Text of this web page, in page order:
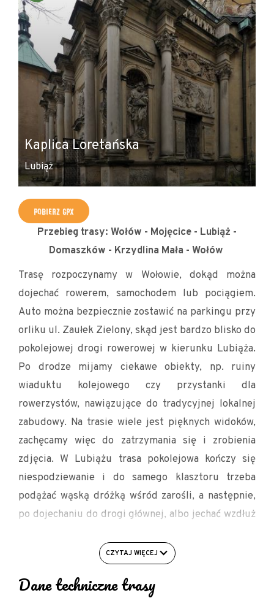
Kaplica Loretańska
Lubiąż
POBIERZ GPX
Przebieg trasy: Wołów - Mojęcice - Lubiąż -
Domaszków - Krzydlina Mała - Wołów
Trasę rozpoczynamy w Wołowie, dokąd można
dojechać rowerem, samochodem lub pociągiem.
Auto można bezpiecznie zostawić na parkingu przy
orliku ul. Zaułek Zielony, skąd jest bardzo blisko do
pokolejowej drogi rowerowej w kierunku Lubiąża.
Po drodze mijamy ciekawe obiekty, np. ruiny
wiaduktu kolejowego czy przystanki dla
rowerzystów, nawiązujące do tradycyjnej lokalnej
zabudowy. Na trasie wiele jest pięknych widoków,
zachęcamy więc do zatrzymania się i zrobienia
zdjęcia. W Lubiążu trasa pokolejowa kończy się
niespodziewanie i do samego klasztoru trzeba
podążać wąską dróżką wśród zarośli, a następnie,
po dojechaniu do drogi głównej, albo jechać wzdłuż
Trasa nie jest dobrze oznakowana, więc warto
w których należy zrobić postój i poświęcić trochę
CZYTAJ WIĘCEJ
Dane techniczne trasy